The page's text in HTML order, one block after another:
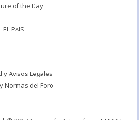
of the Day
PAIS
y Avisos Legales
Normas del Foro